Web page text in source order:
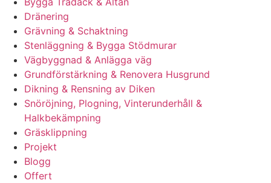
Dränering
Grävning & Schaktning
Stenläggning & Bygga Stödmurar
Vägbyggnad & Anlägga väg
Grundförstärkning & Renovera Husgrund
Dikning & Rensning av Diken
Snöröjning, Plogning, Vinterunderhåll &
Halkbekämpning
Gräsklippning
Projekt
Blogg
Offert